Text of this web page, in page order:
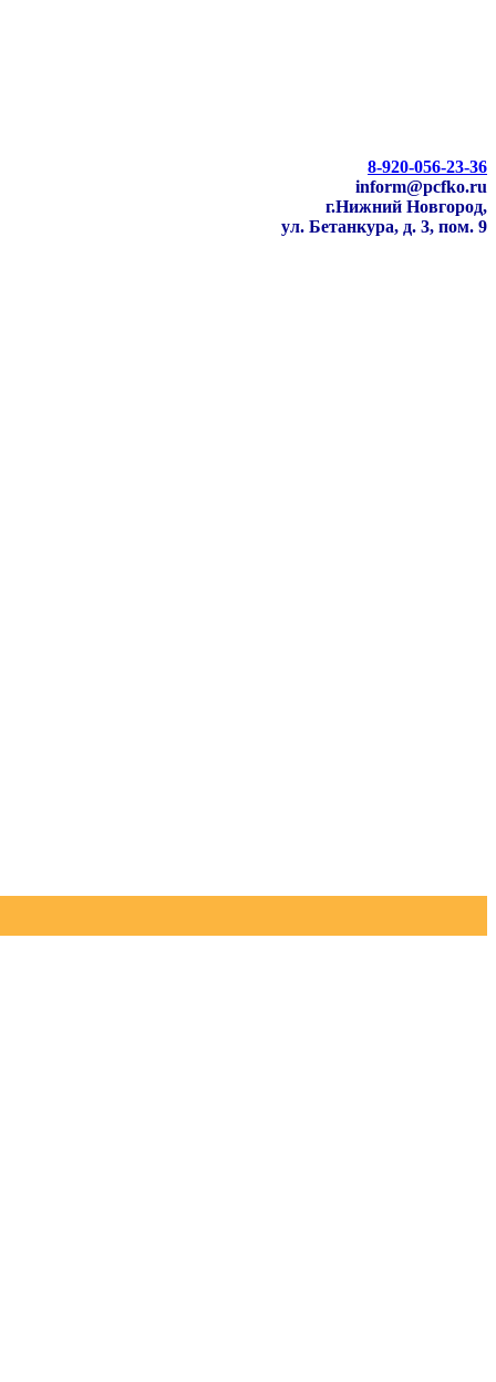
8-920-056-23-36
inform@pcfko.ru
г.Нижний Новгород,
ул. Бетанкура, д. 3, пом. 9